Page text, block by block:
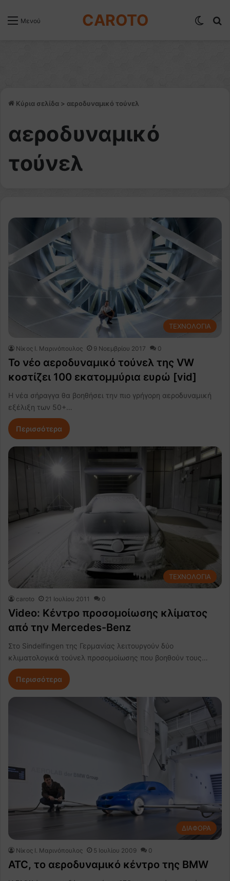
Μενού CAROTO
Κύρια σελίδα > αεροδυναμικό τούνελ
αεροδυναμικό
τούνελ
ΤΕΧΝΟΛΟΓΙΑ
Nίκος Ι. Mαρινόπουλος 9 Νοεμβρίου 2017 0
Το νέο αεροδυναμικό τούνελ της VW
κοστίζει 100 εκατομμύρια ευρώ [vid]
Η νέα σήραγγα θα βοηθήσει την πιο γρήγορη αεροδυναμική
εξέλιξη των 50+…
Περισσότερα
ΤΕΧΝΟΛΟΓΙΑ
caroto 21 Ιουλίου 2011 0
Video: Kέντρο προσομοίωσης κλίματος
από την Mercedes-Benz
Στο Sindelfingen της Γερμανίας λειτουργούν δύο
κλιματολογικά τούνελ προσομοίωσης που βοηθούν τους…
Περισσότερα
ΔΙΑΦΟΡΑ
Nίκος Ι. Mαρινόπουλος 5 Ιουλίου 2009 0
ATC, το αεροδυναμικό κέντρο της BMW